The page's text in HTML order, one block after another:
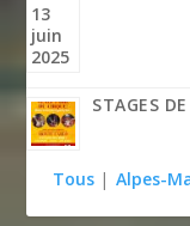
STAGES
Tous | Alpes-